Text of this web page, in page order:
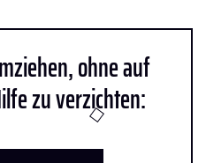
ohne auf
zu verzichten: